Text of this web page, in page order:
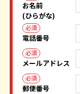
お名前
(ひらがな)
必須
電話番号
必須
メールアドレス
必須
郵便番号